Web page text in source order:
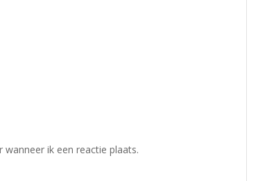
ik een reactie plaats.